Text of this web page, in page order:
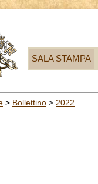
SALA STAMPA
> Bollettino > 2022